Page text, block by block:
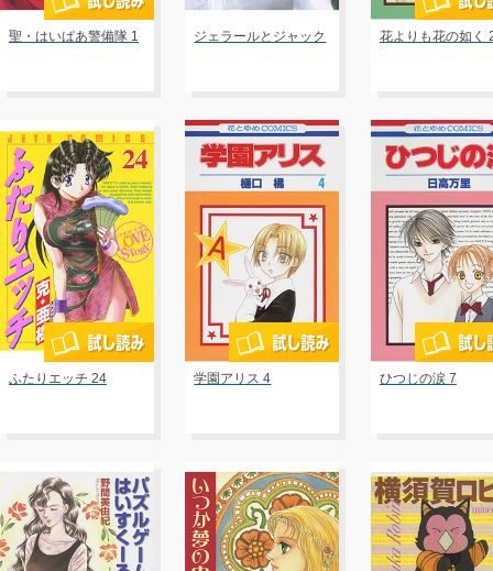
聖・はいぱあ警備隊 1 ジェラールとジャック 花よりも花の如く
ふたりエッチ 24 学園アリス 4 ひつじの涙 7